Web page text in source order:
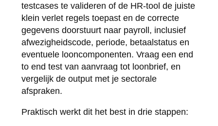
testcases te valideren of de HR-tool de juiste
klein verlet regels toepast en de correcte
gegevens doorstuurt naar payroll, inclusief
afwezigheidscode, periode, betaalstatus en
eventuele looncomponenten. Vraag een end
to end test van aanvraag tot loonbrief, en
vergelijk de output met je sectorale
afspraken.
Praktisch werkt dit het best in drie stappen: